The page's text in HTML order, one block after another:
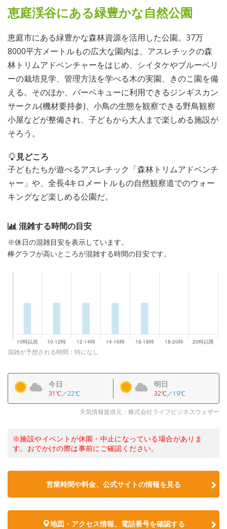
恵庭渓谷にある緑豊かな自然公園
恵庭市にある緑豊かな森林資源を活用した公園。37万
8000平方メートルもの広大な園内は、アスレチックの森
林トリムアドベンチャーをはじめ、シイタケやブルーベリ
ーの栽培見学、管理方法を学べる木の実園、きのこ園を備
える。そのほか、バーベキューに利用できるジンギスカン
サークル(機材要持参)、小鳥の生態を観察できる野鳥観察
小屋などが整備され、子どもから大人まで楽しめる施設が
そろう。
見どころ
子どもたちが遊べるアスレチック「森林トリムアドベンチ
ャー」や、全長4キロメートルもの自然観察道でのウォー
キングなど楽しめる公園だ。
混雑する時間の目安
※休日の混雑目安を表示しています。
棒グラフが高いところが混雑する時間の目安です。
混雑が予想される時間：特になし
今日
31℃／22℃
明日
32℃／19℃
天気情報提供元：株式会社ライフビジネスウェザー
※施設やイベントが休園・中止になっている場合がありま
す。おでかけの際は事前にご確認ください。
営業時間や料金、公式サイトの情報を見る
地図・アクセス情報、電話番号を確認する